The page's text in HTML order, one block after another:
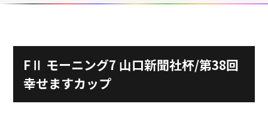
パンフレット
出走表
予想紙
KEIRINパーク
車券の購入方法
DOKOTO
電話・FAXサービス
その他
防府競輪研究所
ホープ君日記
FⅡ モーニング7 山口新聞社杯/第38回
幸せますカップ